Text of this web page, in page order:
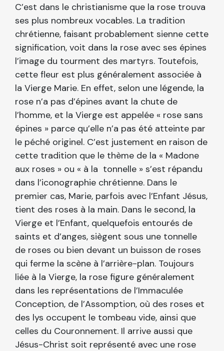
C’est dans le christianisme que la rose trouva
ses plus nombreux vocables. La tradition
chrétienne, faisant probablement sienne cette
signification, voit dans la rose avec ses épines
l’image du tourment des martyrs. Toutefois,
cette fleur est plus généralement associée à
la Vierge Marie. En effet, selon une légende, la
rose n’a pas d’épines avant la chute de
l’homme, et la Vierge est appelée « rose sans
épines » parce qu’elle n’a pas été atteinte par
le péché originel. C’est justement en raison de
cette tradition que le thème de la « Madone
aux roses » ou « à la tonnelle » s’est répandu
dans l’iconographie chrétienne. Dans le
premier cas, Marie, parfois avec l’Enfant Jésus,
tient des roses à la main. Dans le second, la
Vierge et l’Enfant, quelquefois entourés de
saints et d’anges, siègent sous une tonnelle
de roses ou bien devant un buisson de roses
qui ferme la scène à l’arrière-plan. Toujours
liée à la Vierge, la rose figure généralement
dans les représentations de l’Immaculée
Conception, de l’Assomption, où des roses et
des lys occupent le tombeau vide, ainsi que
celles du Couronnement. Il arrive aussi que
Jésus-Christ soit représenté avec une rose